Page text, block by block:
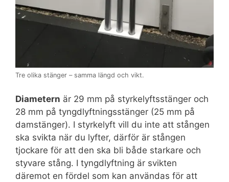
Tre olika stänger – samma längd och vikt.
Diametern är 29 mm på styrkelyftsstänger och
28 mm på tyngdlyftningsstänger (25 mm på
damstänger). I styrkelyft vill du inte att stången
ska svikta när du lyfter, därför är stången
tjockare för att den ska bli både starkare och
styvare stång. I tyngdlyftning är svikten
däremot en fördel som kan användas för att